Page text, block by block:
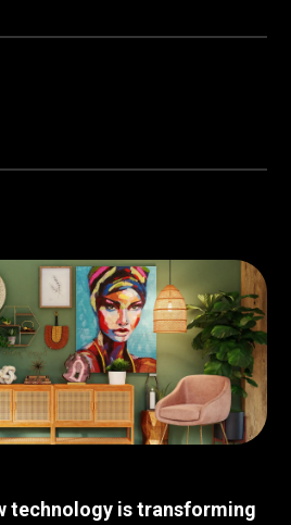
technology is transforming